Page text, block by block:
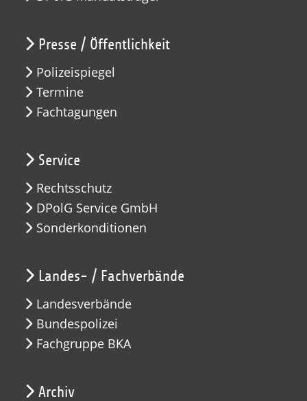
Presse / Öffentlichkeit
Polizeispiegel
Termine
Fachtagungen
Service
Rechtsschutz
DPolG Service GmbH
Sonderkonditionen
Landes- / Fachverbände
Landesverbände
Bundespolizei
Fachgruppe BKA
Archiv